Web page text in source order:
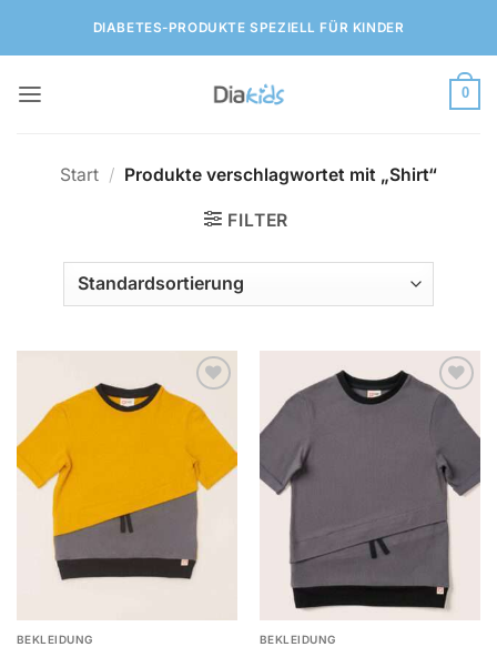
DIABETES-PRODUKTE SPEZIELL FÜR KINDER
0
Start / Produkte verschlagwortet mit „Shirt“
FILTER
Zur
Wunschliste
hinzufügen
BEKLEIDUNG
Wunschliste
BEKLEIDUNG